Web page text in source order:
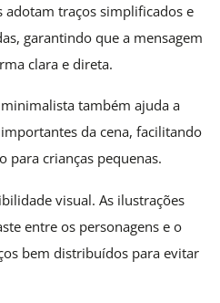
traços simplificados e
garantindo que a mensagem
clara e direta.
também ajuda a
da cena, facilitando
para crianças pequenas.
visual. As ilustrações
entre os personagens e o
bem distribuídos para evitar